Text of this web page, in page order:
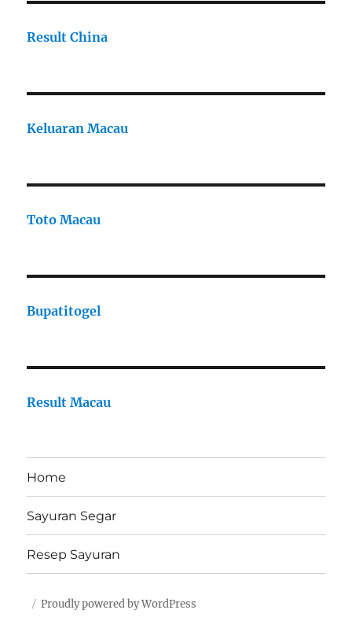
Result China
Keluaran Macau
Toto Macau
Bupatitogel
Result Macau
Home
Sayuran Segar
Resep Sayuran
Proudly powered by WordPress